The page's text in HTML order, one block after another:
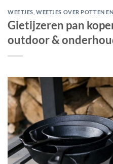
WEETJES ,WEETJES OVER POTTEN
Gietijzeren pan
outdoor &